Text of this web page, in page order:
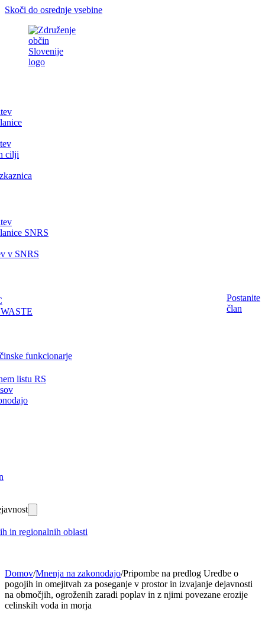
Skoči do osrednje vsebine
cilji
SNRS
v SNRS
funkcionarje
listu RS
in regionalnih oblasti
Postanite
član
Domov/Mnenja na zakonodajo/Pripombe na predlog Uredbe o
pogojih in omejitvah za poseganje v prostor in izvajanje dejavnosti
na območjih, ogroženih zaradi poplav in z njimi povezane erozije
celinskih voda in morja